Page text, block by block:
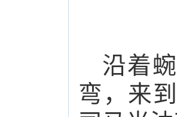
沿着
弯，来